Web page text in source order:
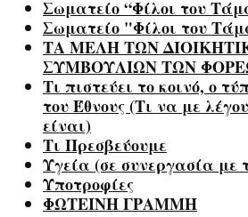
Σωματείο “Φίλοι του
Σωματείο "Φίλοι του
ΤΑ ΜΕΛΗ ΤΩΝ
ΣΥΜΒΟΥΛΙΩΝ ΤΩΝ
Τι πιστεύει το κοινό, ο
του Έθνους (Τι να με
είναι)
Τι Πρεσβεύουμε
Υγεία (σε συνεργασία με
Υποτροφίες
ΦΩΤΕΙΝΗ ΓΡΑΜΜΗ